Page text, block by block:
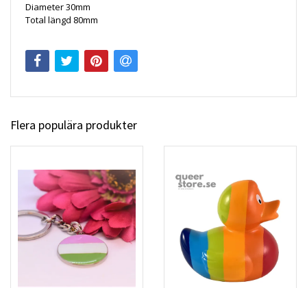
Diameter 30mm
Total längd 80mm
Flera populära produkter